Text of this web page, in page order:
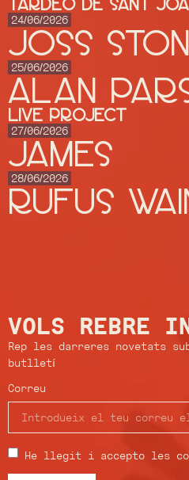
Tardeo de Sant
24/06/2026
JOSS
25/06/2026
ALAN
Live Project
27/06/2026
JAMES
28/06/2026
RUFUS
VOLS REBRE
Rep les darreres novetats
butlletí
Correu
He llegit i accepto les